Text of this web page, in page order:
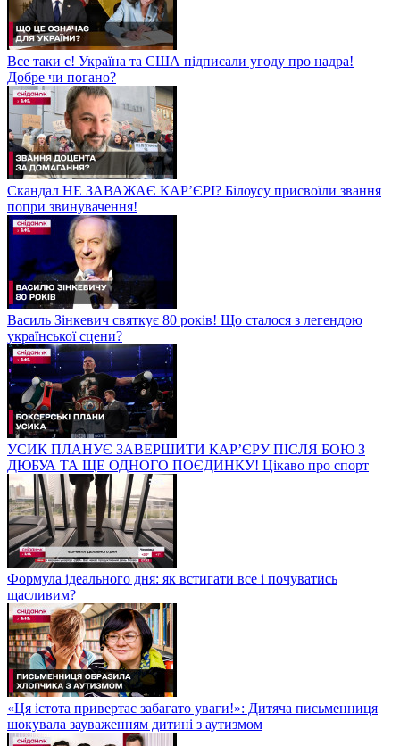
Все таки є! Україна та США підписали угоду про надра!
Добре чи погано?
Скандал НЕ ЗАВАЖАЄ КАР’ЄРІ? Білоусу присвоїли звання
попри звинувачення!
Василь Зінкевич святкує 80 років! Що сталося з легендою
української сцени?
УСИК ПЛАНУЄ ЗАВЕРШИТИ КАР’ЄРУ ПІСЛЯ БОЮ З
ДЮБУА ТА ЩЕ ОДНОГО ПОЄДИНКУ! Цікаво про спорт
Формула ідеального дня: як встигати все і почуватись
щасливим?
«Ця істота привертає забагато уваги!»: Дитяча письменниця
шокувала зауваженням дитині з аутизмом